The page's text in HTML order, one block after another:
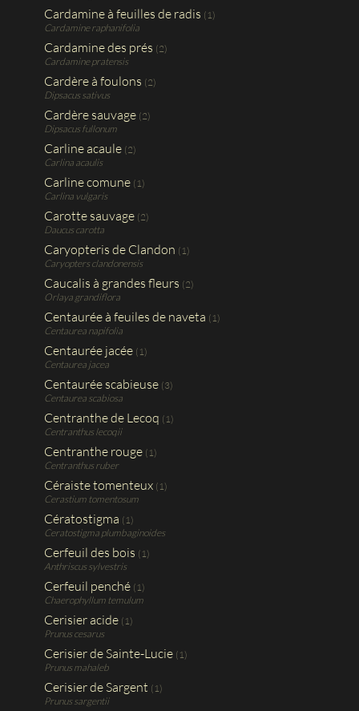
Cardamine à feuilles de radis (1)
Cardamine raphanifolia
Cardamine des prés (2)
Cardamine pratensis
Cardère à foulons (2)
Dipsacus sativus
Cardère sauvage (2)
Dipsacus fullonum
Carline acaule (2)
Carlina acaulis
Carline comune (1)
Carlina vulgaris
Carotte sauvage (2)
Daucus carotta
Caryopteris de Clandon (1)
Caryopters clandonensis
Caucalis à grandes fleurs (2)
Orlaya grandiflora
Centaurée à feuiles de naveta (1)
Centaurea napifolia
Centaurée jacée (1)
Centaurea jacea
Centaurée scabieuse (3)
Centaurea scabiosa
Centranthe de Lecoq (1)
Centranthus lecoqii
Centranthe rouge (1)
Centranthus ruber
Céraiste tomenteux (1)
Cerastium tomentosum
Cératostigma (1)
Ceratostigma plumbaginoides
Cerfeuil des bois (1)
Anthriscus sylvestris
Cerfeuil penché (1)
Chaerophyllum temulum
Cerisier acide (1)
Prunus cesarus
Cerisier de Sainte-Lucie (1)
Prunus mahaleb
Cerisier de Sargent (1)
Prunus sargentii